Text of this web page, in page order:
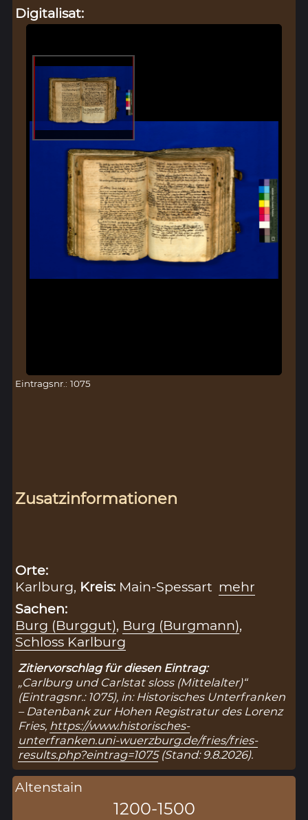
Digitalisat:
Eintragsnr.: 1075
Zusatzinformationen
Orte:
Karlburg, Kreis: Main-Spessart mehr
Sachen:
Burg (Burggut), Burg (Burgmann),
Schloss Karlburg
Zitiervorschlag für diesen Eintrag:
„Carlburg und Carlstat sloss (Mittelalter)“
(Eintragsnr.: 1075), in: Historisches Unterfranken
– Datenbank zur Hohen Registratur des Lorenz
Fries, https://www.historisches-
unterfranken.uni-wuerzburg.de/fries/fries-
results.php?eintrag=1075(Stand: 9.8.2026).
Altenstain
1200-1500